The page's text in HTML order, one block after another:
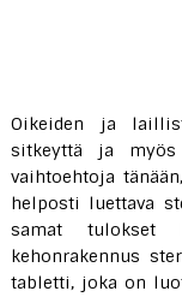
Oikeiden ja
sitkeyttä ja myös
vaihtoehtoja
helposti luettava
samat tulokset
kehonrakennus
tabletti, joka on